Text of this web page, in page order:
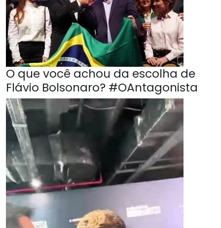
O que você achou da escolha de
Flávio Bolsonaro? #OAntagonista